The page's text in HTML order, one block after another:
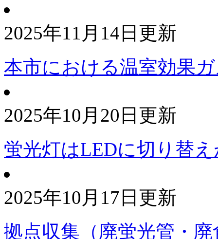
2025年11月14日更新
本市における温室効果
2025年10月20日更新
蛍光灯はLEDに切り替
2025年10月17日更新
拠点収集（廃蛍光管・